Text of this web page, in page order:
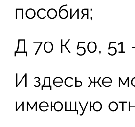
пособия;
Д 70 К 50, 51
И здесь же
имеющую